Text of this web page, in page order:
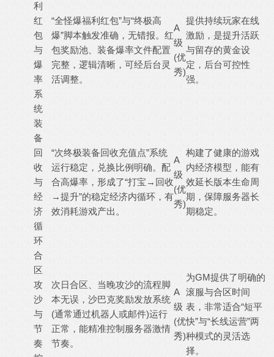
利
红
包
与
爆
率
系
统
“全怪爆福利红包”与“终极高
爆”脚本触发准确，无错报。红
包奖励池、装备爆率文件配置
完整，逻辑清晰，可经后台灵
活调整。
A
级
(优
秀)
提供持续玩家在线
激励，是提升活跃
与留存的黄金设
定，后台可控性
强。
装
备
回
收
与
经
济
循
环
“次终极装备回收充值点”系统
运行稳定，兑换比例明确。配
合高爆率，形成了“打宝→回收
→提升”的稳定经济内循环，有
效消耗游戏产出。
A
级
(优
秀)
构建了健康的游戏
内经济模型，能有
效延长版本生命周
期，保障服务器长
期稳定。
合
区
攻
沙
与
节
奏
次日合区、当晚攻沙的流程脚
本无误，沙巴克奖励发放系统
(通常通过机器人或邮件)运行
正常，能精准控制服务器激情
节奏。
A
级
(优
秀)
为GM提供了明确的
滚服与合区时间
表，非常适合“短平
快”与“长线运营”两
种模式的灵活选
择。